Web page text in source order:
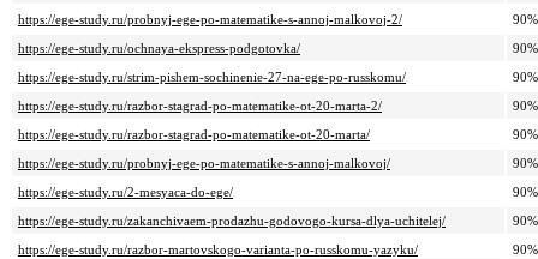
https://ege-study.ru/probnyj-ege-po-matematike-s-annoj-malkovoj-2/
90%
https://ege-study.ru/ochnaya-ekspress-podgotovka/
90%
https://ege-study.ru/strim-pishem-sochinenie-27-na-ege-po-russkomu/
90%
https://ege-study.ru/razbor-stagrad-po-matematike-ot-20-marta-2/
90%
https://ege-study.ru/razbor-stagrad-po-matematike-ot-20-marta/
90%
https://ege-study.ru/probnyj-ege-po-matematike-s-annoj-malkovoj/
90%
https://ege-study.ru/2-mesyaca-do-ege/
90%
https://ege-study.ru/zakanchivaem-prodazhu-godovogo-kursa-dlya-uchitelej/
90%
https://ege-study.ru/razbor-martovskogo-varianta-po-russkomu-yazyku/
90%